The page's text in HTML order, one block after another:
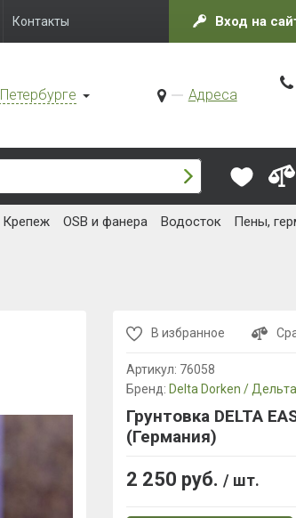
Контакты Вход на
Адреса
Крепеж OSB и фанера Водосток Пены,
В избранное
Артикул: 76058
Бренд: Delta Dorken /
Грунтовка DELTA
(Германия)
2 250 руб. / шт.